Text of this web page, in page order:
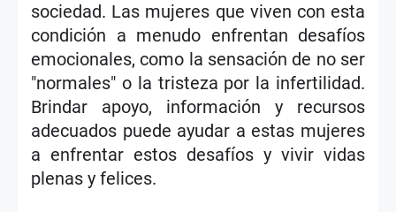
sociedad. Las mujeres que viven con esta
condición a menudo enfrentan desafíos
emocionales, como la sensación de no ser
"normales" o la tristeza por la infertilidad.
Brindar apoyo, información y recursos
adecuados puede ayudar a estas mujeres
a enfrentar estos desafíos y vivir vidas
plenas y felices.